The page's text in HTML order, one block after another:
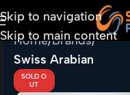
Skip to navigation
Skip to main content
Home Brands
Swiss Arabian
SOLD O
UT